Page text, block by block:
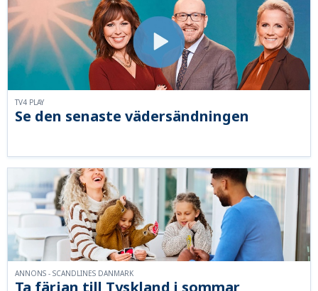
Se den senaste vädersändningen
TV4 PLAY
ANNONS - SCANDLINES DANMARK